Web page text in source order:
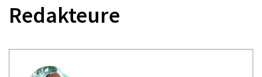
Redakteure